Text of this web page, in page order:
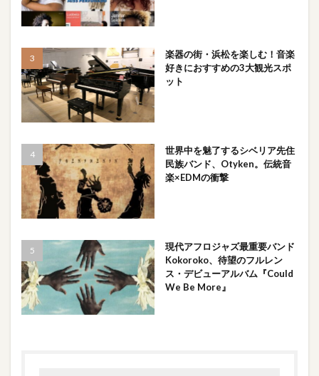
楽器の街・浜松を楽しむ！音楽
好きにおすすめの3大観光スポ
ット
世界中を魅了するシベリア先住
民族バンド、Otyken。伝統音
楽×EDMの衝撃
現代アフロジャズ最重要バンド
Kokoroko、待望のフルレン
ス・デビューアルバム『Could
We Be More』